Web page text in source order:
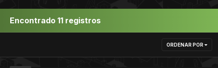
Encontrado 11 registros
ORDENAR POR